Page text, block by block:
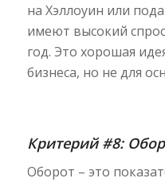
на Хэллоуин или
имеют высокий
год. Это хорошая
бизнеса, но не для
Критерий #8:
Оборот – это